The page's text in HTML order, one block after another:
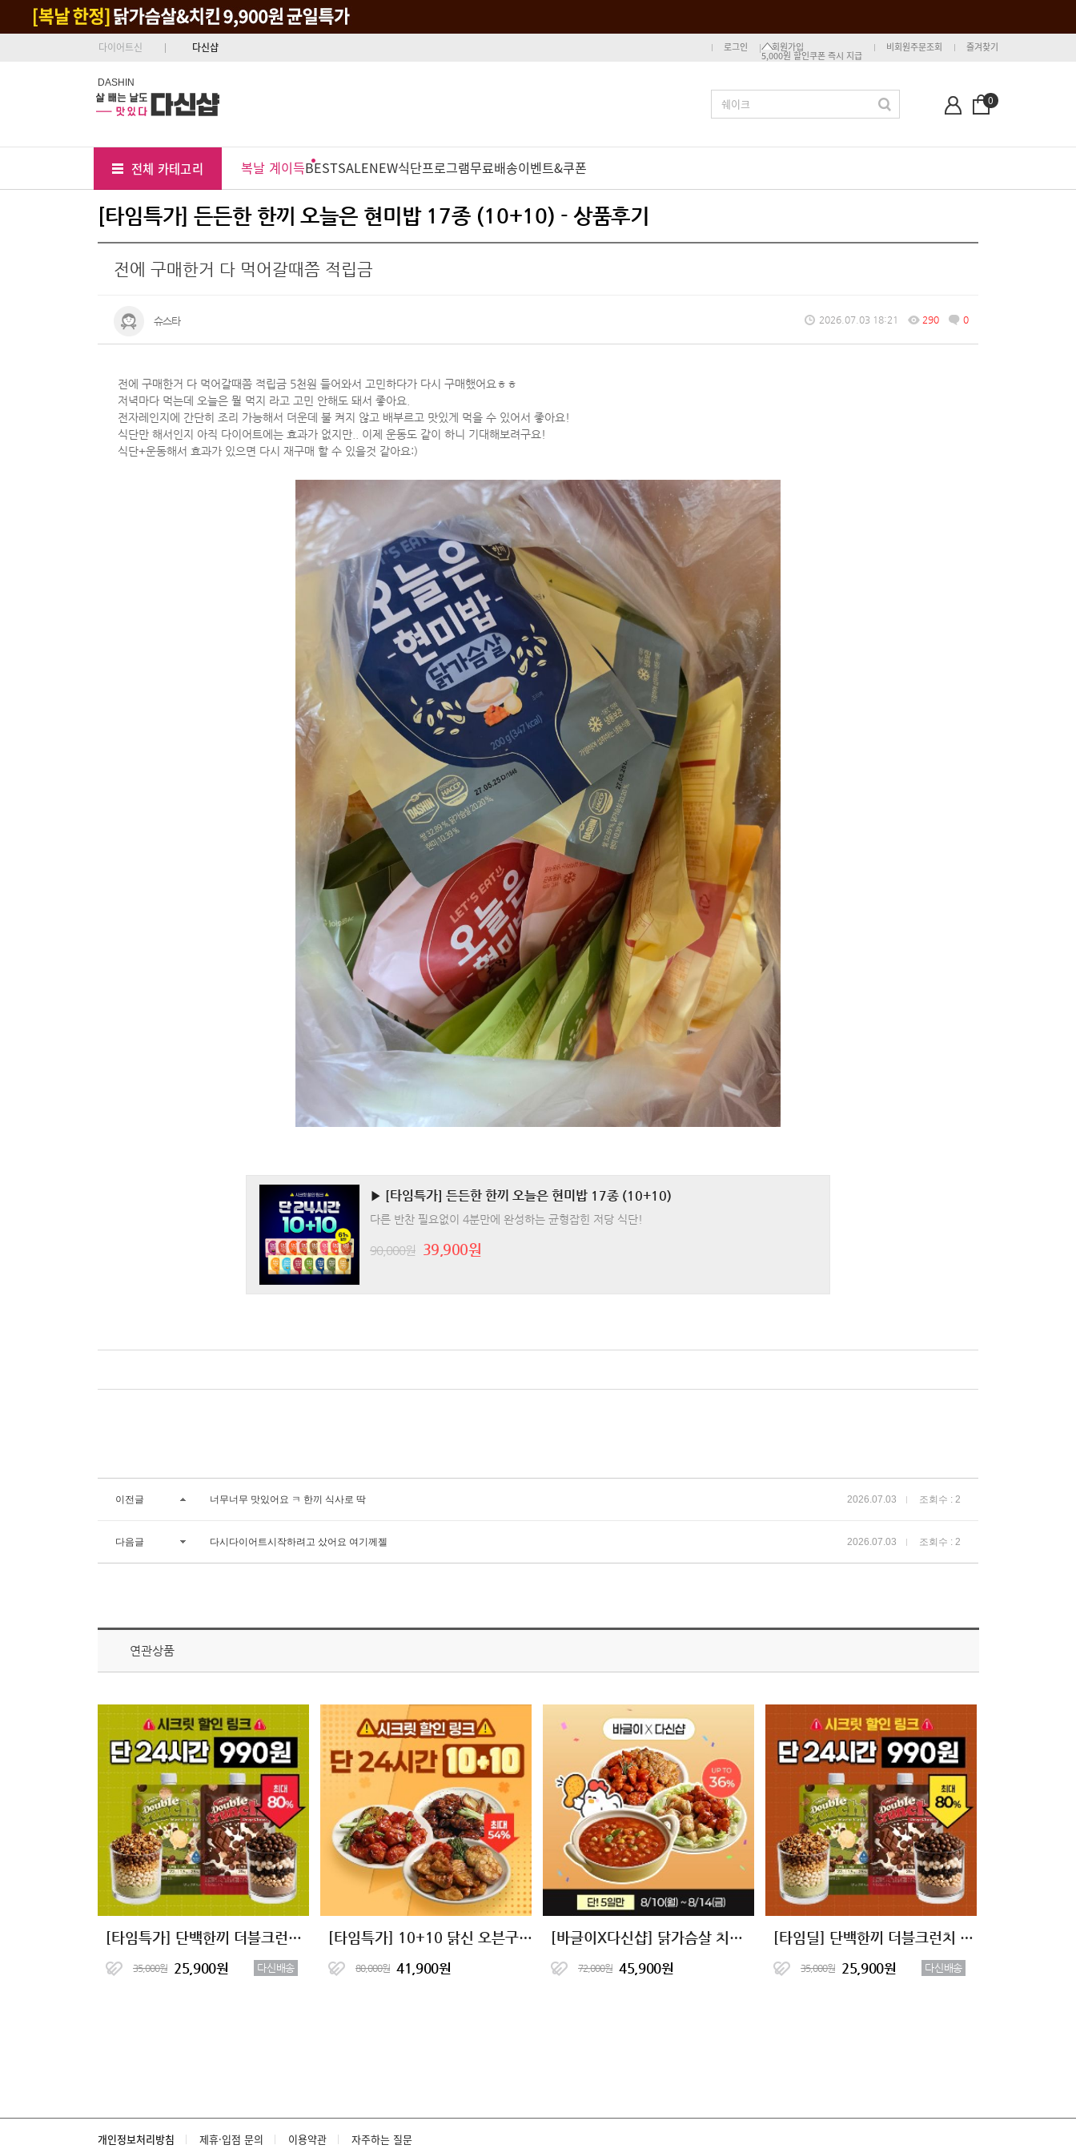
다이어트신 다신샵 로그인 회원가입
5,000원 할인쿠폰 즉시 지급
비회원주문조회 즐겨찾기
DASHIN
0
전체 카테고리 복날 계이득BESTSALENEW식단프로그램무료배송이벤트&쿠폰
[타임특가] 든든한 한끼 오늘은 현미밥 17종 (10+10) - 상품후기
전에 구매한거 다 먹어갈때쯤 적립금
슈스타 2026.07.03 18:21 290 0
전에 구매한거 다 먹어갈때쯤 적립금 5천원 들어와서 고민하다가 다시 구매했어요ㅎㅎ
저녁마다 먹는데 오늘은 뭘 먹지 라고 고민 안해도 돼서 좋아요.
전자레인지에 간단히 조리 가능해서 더운데 불 켜지 않고 배부르고 맛있게 먹을 수 있어서 좋아요!
식단만 해서인지 아직 다이어트에는 효과가 없지만.. 이제 운동도 같이 하니 기대해보려구요!
식단+운동해서 효과가 있으면 다시 재구매 할 수 있을것 같아요:)
▶ [타임특가] 든든한 한끼 오늘은 현미밥 17종 (10+10)
다른 반찬 필요없이 4분만에 완성하는 균형잡힌 저당 식단!
90,000원 39,900원
이전글 너무너무 맛있어요 ㅋ 한끼 식사로 딱 2026.07.03 조회수 : 2
다음글 다시다이어트시작하려고 샀어요 여기께젤 2026.07.03 조회수 : 2
연관상품
[타임특가] 단백한끼 더블크런치 단백질쉐이크 2종 (7+7)
35,000원 25,900원 다신배송
[타임특가] 10+10 닭신 오븐구이 닭안심살&닭가슴살 16종 골라담기
80,000원 41,900원
[바글이X다신샵] 닭가슴살 치킨&마녀스프 10종 단독핫딜
72,000원 45,900원
[타임딜] 단백한끼 더블크런치 단백질쉐이크 2종 (7+7)
35,000원 25,900원 다신배송
개인정보처리방침 제휴·입점 문의 이용약관 자주하는 질문